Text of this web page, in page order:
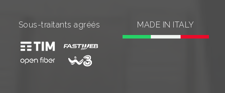
Sous-traitants agréés MADE IN ITALY